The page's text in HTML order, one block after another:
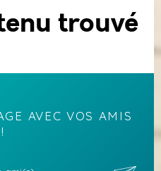
trouvé
AVEC VOS AMIS
!